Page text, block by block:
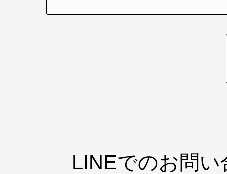
LINEでのお問